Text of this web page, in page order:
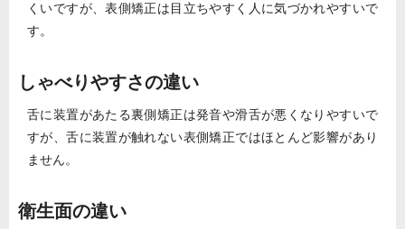
くいですが、表側矯正は目立ちやすく人に気づかれやすいで
す。
しゃべりやすさの違い
舌に装置があたる裏側矯正は発音や滑舌が悪くなりやすいで
すが、舌に装置が触れない表側矯正ではほとんど影響があり
ません。
衛生面の違い